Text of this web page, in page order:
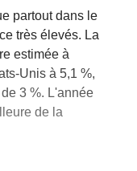
partout dans le
très élevés. La
estimée à
Unis à 5,1 %,
3 %. L'année
de la